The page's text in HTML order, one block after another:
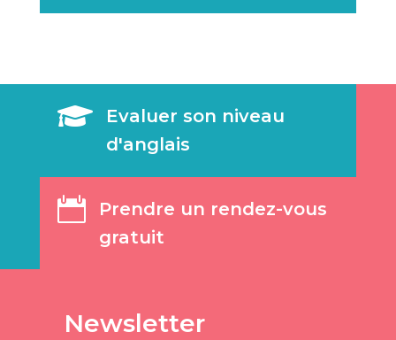

Evaluer son niveau
d'anglais

Prendre un rendez-vous
gratuit
Newsletter